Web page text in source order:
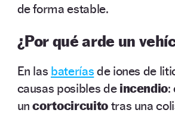
de forma estable.
¿Por qué arde un
En las baterías de iones de
causas posibles de incendio:
uncortocircuitotras una